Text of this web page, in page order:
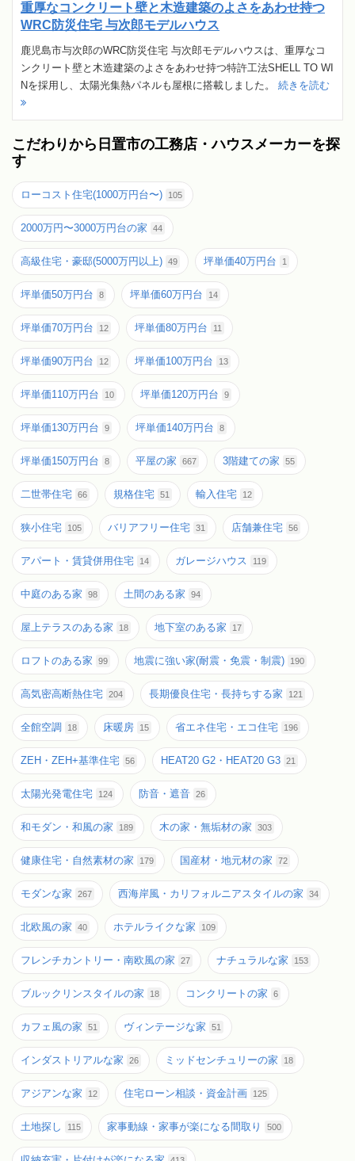
重厚なコンクリート壁と木造建築のよさをあわせ持つ
WRC防災住宅 与次郎モデルハウス
鹿児島市与次郎のWRC防災住宅 与次郎モデルハウスは、重厚なコ
ンクリート壁と木造建築のよさをあわせ持つ特許工法SHELL TO WI
Nを採用し、太陽光集熱パネルも屋根に搭載しました。 続きを読む
こだわりから日置市の工務店・ハウスメーカーを探
す
ローコスト住宅(1000万円台〜) 105
2000万円〜3000万円台の家 44
高級住宅・豪邸(5000万円以上) 49 坪単価40万円台 1
坪単価50万円台 8 坪単価60万円台 14
坪単価70万円台 12 坪単価80万円台 11
坪単価90万円台 12 坪単価100万円台 13
坪単価110万円台 10 坪単価120万円台 9
坪単価130万円台 9 坪単価140万円台 8
坪単価150万円台 8 平屋の家 667 3階建ての家 55
二世帯住宅 66 規格住宅 51 輸入住宅 12
狭小住宅 105 バリアフリー住宅 31 店舗兼住宅 56
アパート・賃貸併用住宅 14 ガレージハウス 119
中庭のある家 98 土間のある家 94
屋上テラスのある家 18 地下室のある家 17
ロフトのある家 99 地震に強い家(耐震・免震・制震) 190
高気密高断熱住宅 204 長期優良住宅・長持ちする家 121
全館空調 18 床暖房 15 省エネ住宅・エコ住宅 196
ZEH・ZEH+基準住宅 56 HEAT20 G2・HEAT20 G3 21
太陽光発電住宅 124 防音・遮音 26
和モダン・和風の家 189 木の家・無垢材の家 303
健康住宅・自然素材の家 179 国産材・地元材の家 72
モダンな家 267 西海岸風・カリフォルニアスタイルの家 34
北欧風の家 40 ホテルライクな家 109
フレンチカントリー・南欧風の家 27 ナチュラルな家 153
ブルックリンスタイルの家 18 コンクリートの家 6
カフェ風の家 51 ヴィンテージな家 51
インダストリアルな家 26 ミッドセンチュリーの家 18
アジアンな家 12 住宅ローン相談・資金計画 125
土地探し 115 家事動線・家事が楽になる間取り 500